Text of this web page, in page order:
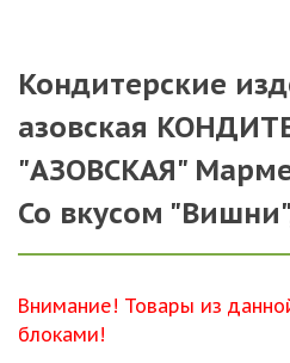
Кондитерские
азовская
"АЗОВСКАЯ"
Со вкусом
Внимание! Товары из
блоками!